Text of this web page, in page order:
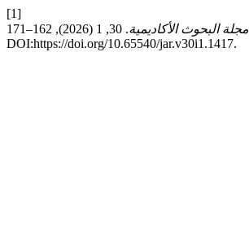
[1]
مجلة البحوث الأكاديمية
. 30, 1 (2026), 162–171.
DOI:https://doi.org/10.65540/jar.v30i1.1417.